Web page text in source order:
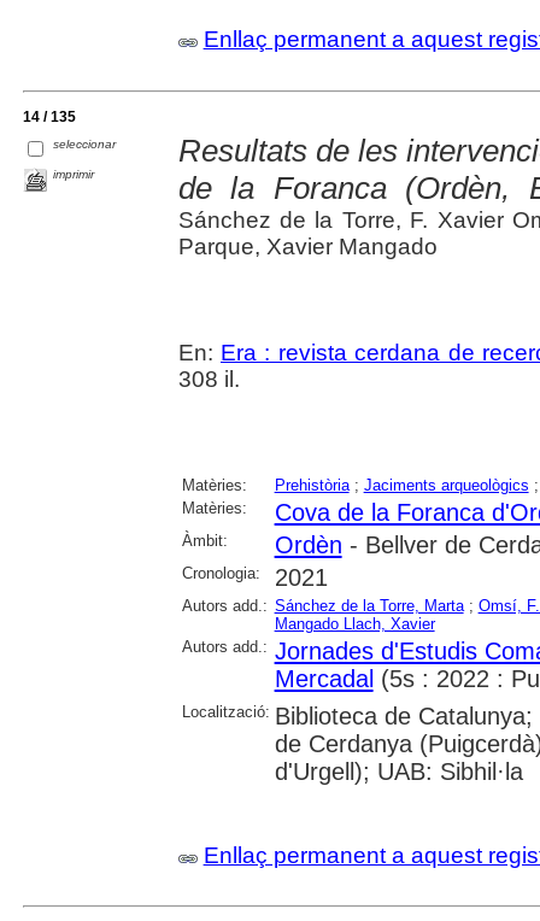
Enllaç permanent a aquest
14 / 135
seleccionar
imprimir
Resultats de les
de la Foranca (Ordèn,
Sánchez de la Torre, F. Xavier
Parque, Xavier Mangado
En: Era : revista cerdana de
308 il.
Matèries: Prehistòria; Jaciments arqueològics
Matèries:
Cova de la Foranca
Àmbit: Ordèn - Bellver de
Cronologia: 2021
Autors add.: Sánchez de la Torre, Marta; Omsí,
Mangado Llach, Xavier
Autors add.: Jornades d'Estudis
Mercadal(5s : 2022 :
Localització: Biblioteca de
de Cerdanya
d'Urgell); UAB: Sibhil·la
Enllaç permanent a aquest